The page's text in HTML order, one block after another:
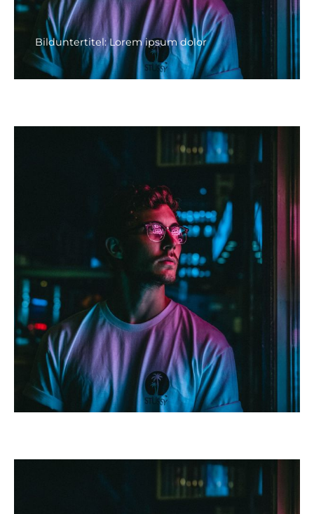
Bilduntertitel: Lorem ipsum dolor